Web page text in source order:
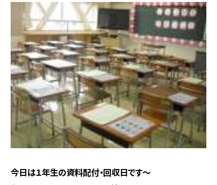
今日は１年生の資料配付・回収日です〜